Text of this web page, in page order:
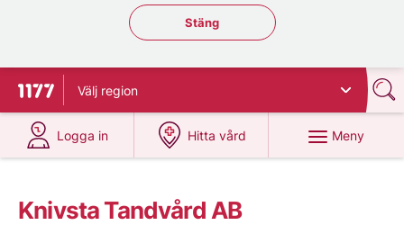
Stäng regionsväljaren
Stäng
Till startsidan för 1177
Välj region
Logga in
på 1177.se
Hitta vård
på 1177.se
Meny
Knivsta Tandvård AB